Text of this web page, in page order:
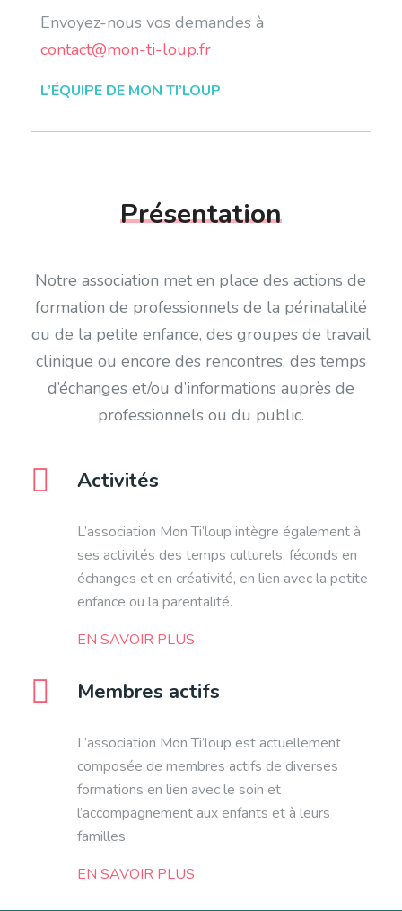
Envoyez-nous vos demandes à
contact@mon-ti-loup.fr
L’ÉQUIPE DE MON TI’LOUP
Présentation
Notre association met en place des actions de
formation de professionnels de la périnatalité
ou de la petite enfance, des groupes de travail
clinique ou encore des rencontres, des temps
d’échanges et/ou d’informations auprès de
professionnels ou du public.
Activités
L’association Mon Ti’loup intègre également à
ses activités des temps culturels, féconds en
échanges et en créativité, en lien avec la petite
enfance ou la parentalité.
EN SAVOIR PLUS
Membres actifs
L’association Mon Ti’loup est actuellement
composée de membres actifs de diverses
formations en lien avec le soin et
l’accompagnement aux enfants et à leurs
familles.
EN SAVOIR PLUS